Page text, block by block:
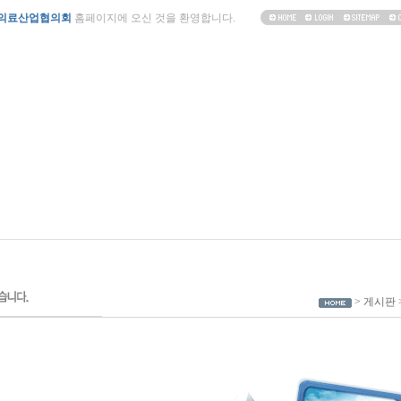
료산업협의회 홈페이지에 오신 것을 환영합니다.
> 게시판